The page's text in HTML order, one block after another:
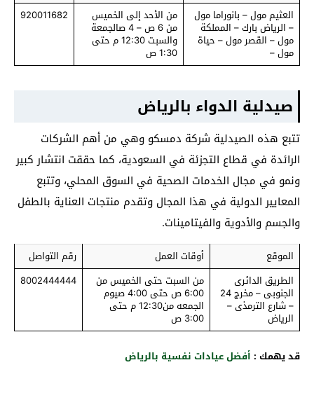
العثيم مول – بانوراما مول
– الرياض بارك – المملكة
مول – القصر مول – حياة
مول –
من الأحد إلى الخميس
من 6 ص – 4 صالجمعة
والسبت 12:30 م حتى
1:30 ص
920011682
صيدلية الدواء بالرياض
تتبع هذه الصيدلية شركة دمسكو وهي من أهم الشركات
الرائدة في قطاع التجزئة في السعودية، كما حققت انتشار كبير
ونمو في مجال الخدمات الصحية في السوق المحلي، وتتبع
المعايير الدولية في هذا المجال وتقدم منتجات العناية بالطفل
والجسم والأدوية والفيتامينات.
الموقع أوقات العمل
رقم التواصل
الطريق الدائرى
الجنوبى – مخرج 24
– شارع الترمذى –
الرياض
من السبت حتى الخميس من
6:00 ص حتى 4:00 صيوم
الجمعه من12:30 م حتى
3:00 ص
8002444444
قد يهمك : أفضل عيادات نفسية بالرياض